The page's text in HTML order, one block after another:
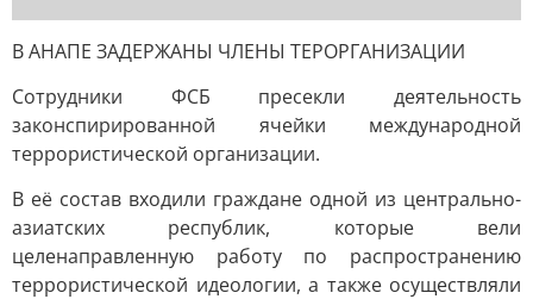
В АНАПЕ ЗАДЕРЖАНЫ ЧЛЕНЫ ТЕРОРГАНИЗАЦИИ
Сотрудники ФСБ пресекли деятельность
законспирированной ячейки международной
террористической организации.
В её состав входили граждане одной из центрально-
азиатских республик, которые вели
целенаправленную работу по распространению
террористической идеологии, а также осуществляли